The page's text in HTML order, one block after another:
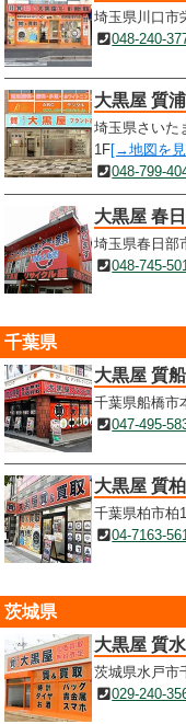
埼玉県川口市
048-240-
大黒屋 質
埼玉県さいた
1F[→地図を
048-799-
大黒屋 春
埼玉県春日部
048-745-
千葉県
大黒屋 質
千葉県船橋市
047-495-
大黒屋 質
千葉県柏市柏
04-7163-
茨城県
大黒屋 質
茨城県水戸市
029-240-